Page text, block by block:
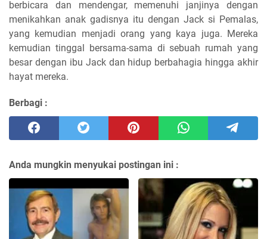
berbicara dan mendengar, memenuhi janjinya dengan
menikahkan anak gadisnya itu dengan Jack si Pemalas,
yang kemudian menjadi orang yang kaya juga. Mereka
kemudian tinggal bersama-sama di sebuah rumah yang
besar dengan ibu Jack dan hidup berbahagia hingga akhir
hayat mereka.
Berbagi :
Anda mungkin menyukai postingan ini :